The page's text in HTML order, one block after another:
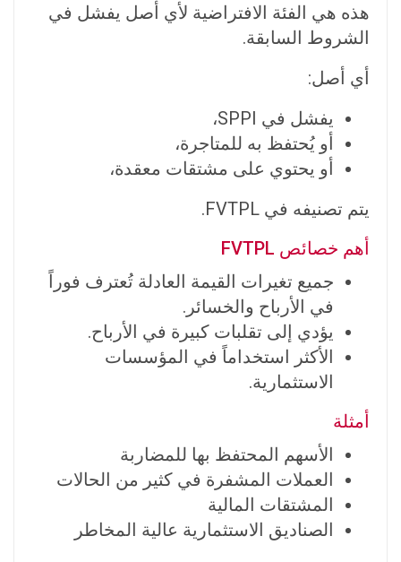
هذه هي الفئة الافتراضية لأي أصل يفشل في
الشروط السابقة.
أي أصل:
يفشل في SPPI،
أو يُحتفظ به للمتاجرة،
أو يحتوي على مشتقات معقدة،
يتم تصنيفه في FVTPL.
أهم خصائص FVTPL
جميع تغيرات القيمة العادلة تُعترف فوراً
في الأرباح والخسائر.
يؤدي إلى تقلبات كبيرة في الأرباح.
الأكثر استخداماً في المؤسسات
الاستثمارية.
أمثلة
الأسهم المحتفظ بها للمضاربة
العملات المشفرة في كثير من الحالات
المشتقات المالية
الصناديق الاستثمارية عالية المخاطر